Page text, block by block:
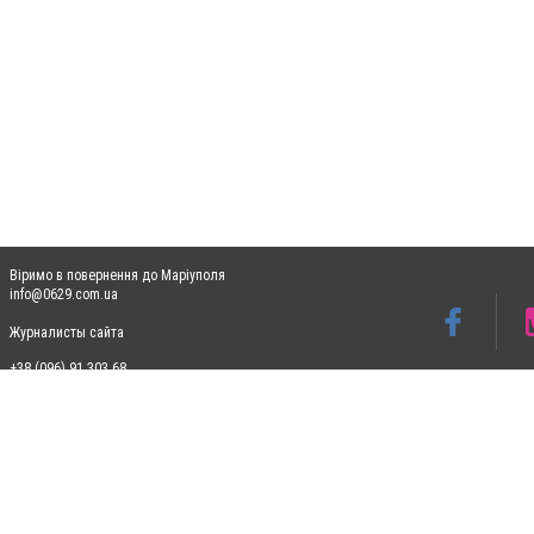
Віримо в повернення до Маріуполя
info@0629.com.ua
Журналисты сайта
+38 (096) 91 303 68